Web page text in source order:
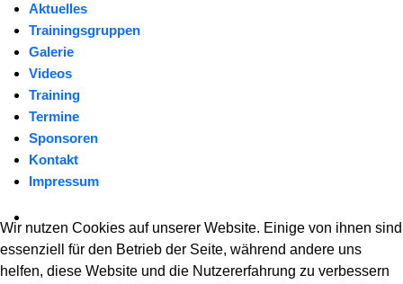
Aktuelles
Trainingsgruppen
Galerie
Videos
Training
Termine
Sponsoren
Kontakt
Impressum
Wir nutzen Cookies auf unserer Website. Einige von ihnen sind
essenziell für den Betrieb der Seite, während andere uns
helfen, diese Website und die Nutzererfahrung zu verbessern